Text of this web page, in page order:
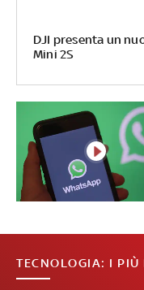
DJI presenta un
Mini 2S
TECNOLOGIA: I PIÙ